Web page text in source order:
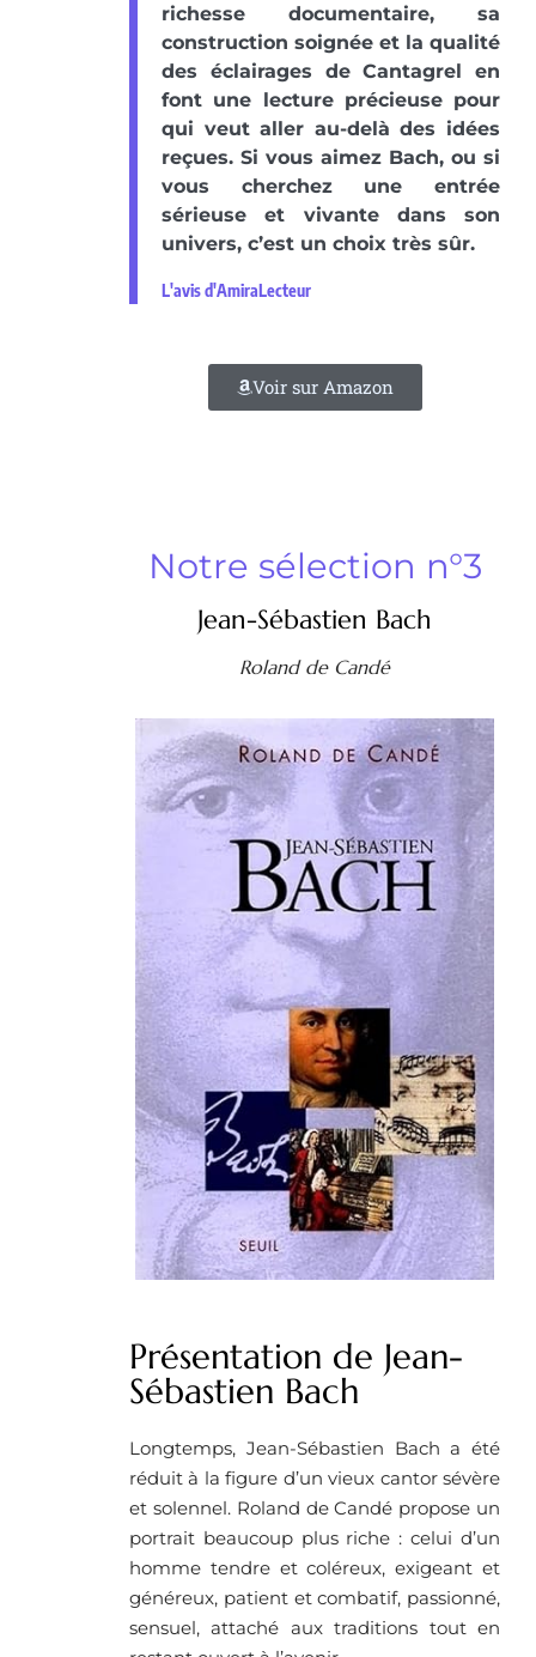
richesse documentaire, sa
construction soignée et la qualité
des éclairages de Cantagrel en
font une lecture précieuse pour
qui veut aller au-delà des idées
reçues. Si vous aimez Bach, ou si
vous cherchez une entrée
sérieuse et vivante dans son
univers, c’est un choix très sûr.
L'avis d'AmiraLecteur
Voir sur Amazon
Notre sélection n°3
Jean-Sébastien Bach
Roland de Candé
Présentation de Jean-
Sébastien Bach
Longtemps, Jean-Sébastien Bach a été
réduit à la figure d’un vieux cantor sévère
et solennel. Roland de Candé propose un
portrait beaucoup plus riche : celui d’un
homme tendre et coléreux, exigeant et
généreux, patient et combatif, passionné,
sensuel, attaché aux traditions tout en